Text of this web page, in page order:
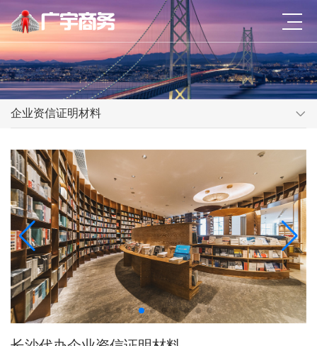
企业资信证明材料